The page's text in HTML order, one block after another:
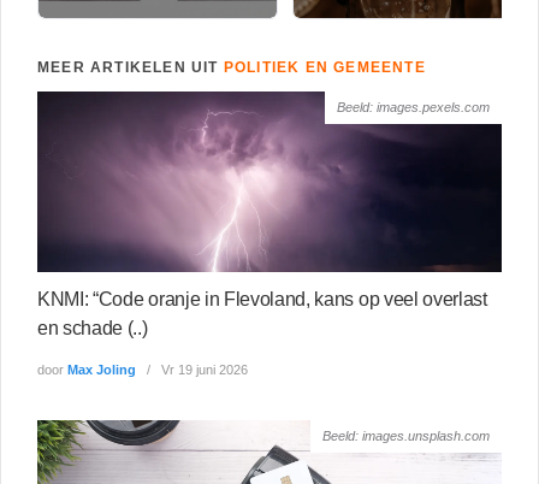
MEER ARTIKELEN UIT POLITIEK EN GEMEENTE
Beeld: images.pexels.com
KNMI: “Code oranje in Flevoland, kans op veel overlast
en schade (..)
door Max Joling Vr 19 juni 2026
Beeld: images.unsplash.com